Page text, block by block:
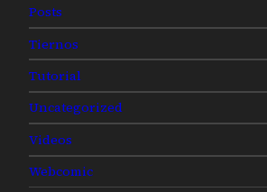
Posts
Tiernos
Tutorial
Uncategorized
Videos
Webcomic